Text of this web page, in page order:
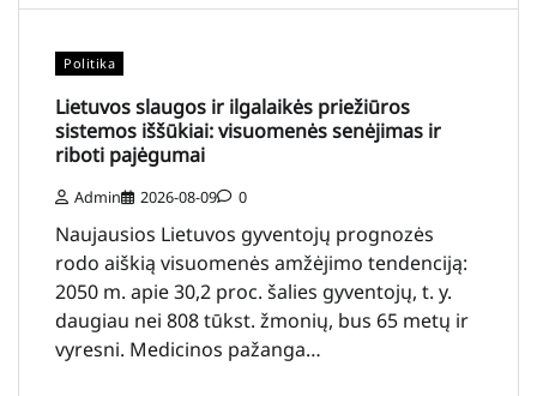
Politika
Lietuvos slaugos ir ilgalaikės priežiūros
sistemos iššūkiai: visuomenės senėjimas ir
riboti pajėgumai
Admin 2026-08-09 0
Naujausios Lietuvos gyventojų prognozės
rodo aiškią visuomenės amžėjimo tendenciją:
2050 m. apie 30,2 proc. šalies gyventojų, t. y.
daugiau nei 808 tūkst. žmonių, bus 65 metų ir
vyresni. Medicinos pažanga…